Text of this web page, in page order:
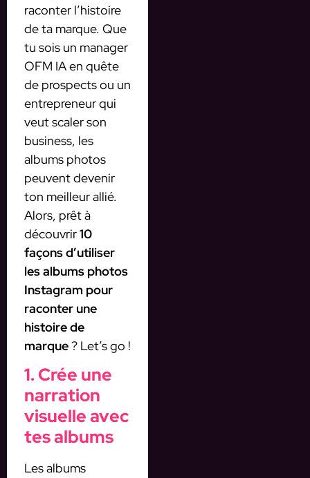
raconter l’histoire
de ta marque. Que
tu sois un manager
OFM IA en quête
de prospects ou un
entrepreneur qui
veut scaler son
business, les
albums photos
peuvent devenir
ton meilleur allié.
Alors, prêt à
découvrir10
façons d’utiliser
les albums photos
Instagram pour
raconter une
histoire de
marque? Let’s go !
1. Crée une
narration
visuelle avec
tes albums
Les albums